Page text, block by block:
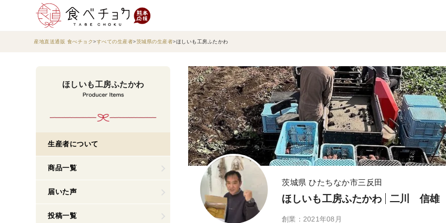
産地直送通販 食べチョク すべての生産者 茨城県の生産者 ほしいも工房ふたかわ
茨城県 ひたちなか市三反田
ほしいも工房ふたかわ 二川 信雄
創業：2021年08月
ほしいも工房ふたかわ
生産者について
商品一覧
届いた声
投稿一覧